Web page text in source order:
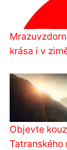
krása i v
Objevte
Tatranského